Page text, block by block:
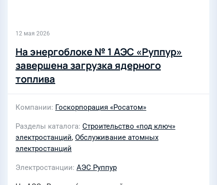
12 мая 2026
На энергоблоке № 1 АЭС «Руппур»
завершена загрузка ядерного
топлива
Компании Госкорпорация «Росатом»
Разделы каталога Строительство «под ключ»
электростанций, Обслуживание атомных
электростанций
Электростанции АЭС Руппур